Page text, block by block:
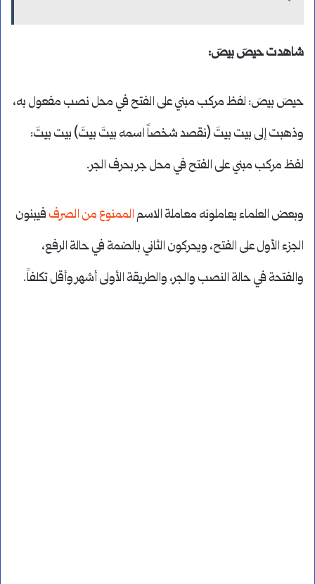
شاهدت حيصَ بيصَ:
حيصَ بيصَ: لفظ مركب مبني على الفتح في محل نصب مفعول به،
وذهبت إلى بيت بيتَ (نقصد شخصاً اسمه بيتَ بيتَ) بيت بيتَ:
لفظ مركب مبني على الفتح في محل جر بحرف الجر.
وبعض العلماء يعاملونه معاملة الاسمالممنوع من الصرف فيبنون
الجزء الأول على الفتح، ويحركون الثاني بالضمة في حالة الرفع،
والفتحة في حالة النصب والجر، والطريقة الأولى أشهر وأقل تكلفاً.